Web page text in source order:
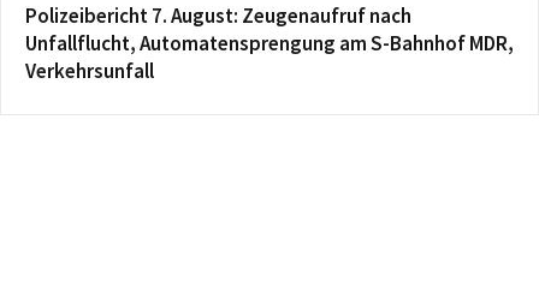
Polizeibericht 7. August: Zeugenaufruf nach
Unfallflucht, Automatensprengung am S-Bahnhof MDR,
Verkehrsunfall